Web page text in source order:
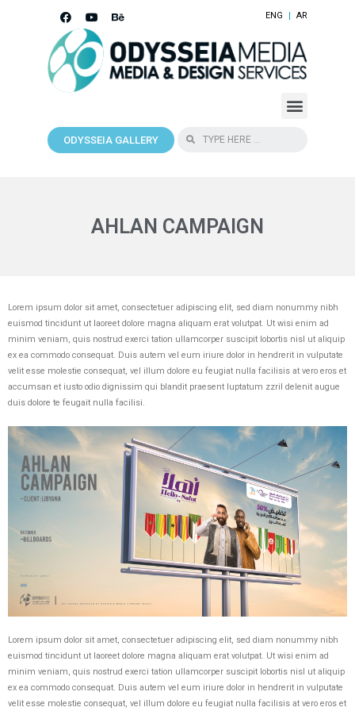
ENG AR
ODYSSEIA GALLERY
AHLAN CAMPAIGN
Lorem ipsum dolor sit amet, consectetuer adipiscing elit, sed diam nonummy nibh
euismod tincidunt ut laoreet dolore magna aliquam erat volutpat. Ut wisi enim ad
minim veniam, quis nostrud exerci tation ullamcorper suscipit lobortis nisl ut aliquip
ex ea commodo consequat. Duis autem vel eum iriure dolor in hendrerit in vulputate
velit esse molestie consequat, vel illum dolore eu feugiat nulla facilisis at vero eros et
accumsan et iusto odio dignissim qui blandit praesent luptatum zzril delenit augue
duis dolore te feugait nulla facilisi.
Lorem ipsum dolor sit amet, consectetuer adipiscing elit, sed diam nonummy nibh
euismod tincidunt ut laoreet dolore magna aliquam erat volutpat. Ut wisi enim ad
minim veniam, quis nostrud exerci tation ullamcorper suscipit lobortis nisl ut aliquip
ex ea commodo consequat. Duis autem vel eum iriure dolor in hendrerit in vulputate
velit esse molestie consequat, vel illum dolore eu feugiat nulla facilisis at vero eros et